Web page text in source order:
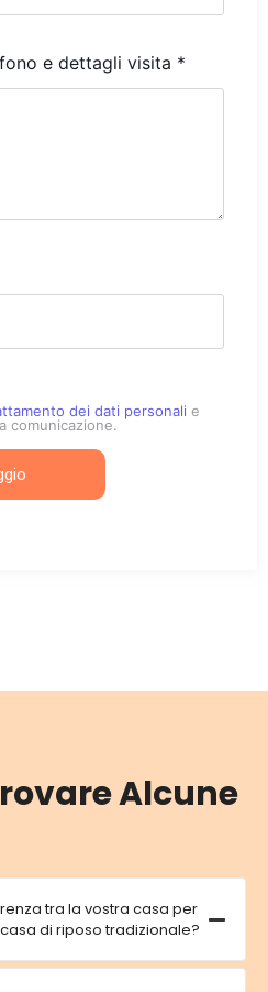
e dettagli visita *
dei dati personali e
comunicazione.
Alcune
tra la vostra casa per
di riposo tradizionale?